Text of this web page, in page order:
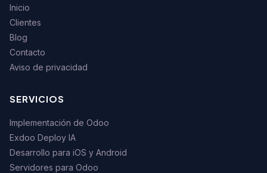
Inicio
Clientes
Blog
Contacto
Aviso de privacidad
SERVICIOS
Implementación de Odoo
Exdoo Deploy IA
Desarrollo para iOS y Android
Servidores para Odoo